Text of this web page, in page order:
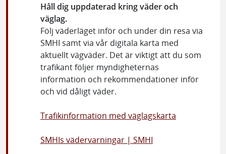
Håll dig uppdaterad kring väder och
väglag.
Följ väderläget inför och under din resa via
SMHI samt via vår digitala karta med
aktuellt vägväder. Det är viktigt att du som
trafikant följer myndigheternas
information och rekommendationer inför
och vid dåligt väder.
Trafikinformation med väglagskarta
SMHIs vädervarningar | SMHI